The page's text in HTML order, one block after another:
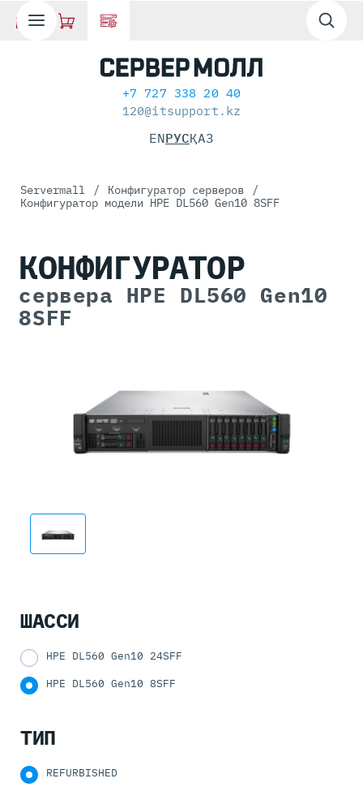
+7 727 338 20 40
120@itsupport.kz
ENРУСҚАЗ
Servermall / Конфигуратор серверов
/
Конфигуратор модели HPE DL560 Gen10 8SFF
КОНФИГУРАТОР
сервера HPE DL560 Gen10
8SFF
ШАССИ
HPE DL560 Gen10 24SFF
HPE DL560 Gen10 8SFF
ТИП
REFURBISHED